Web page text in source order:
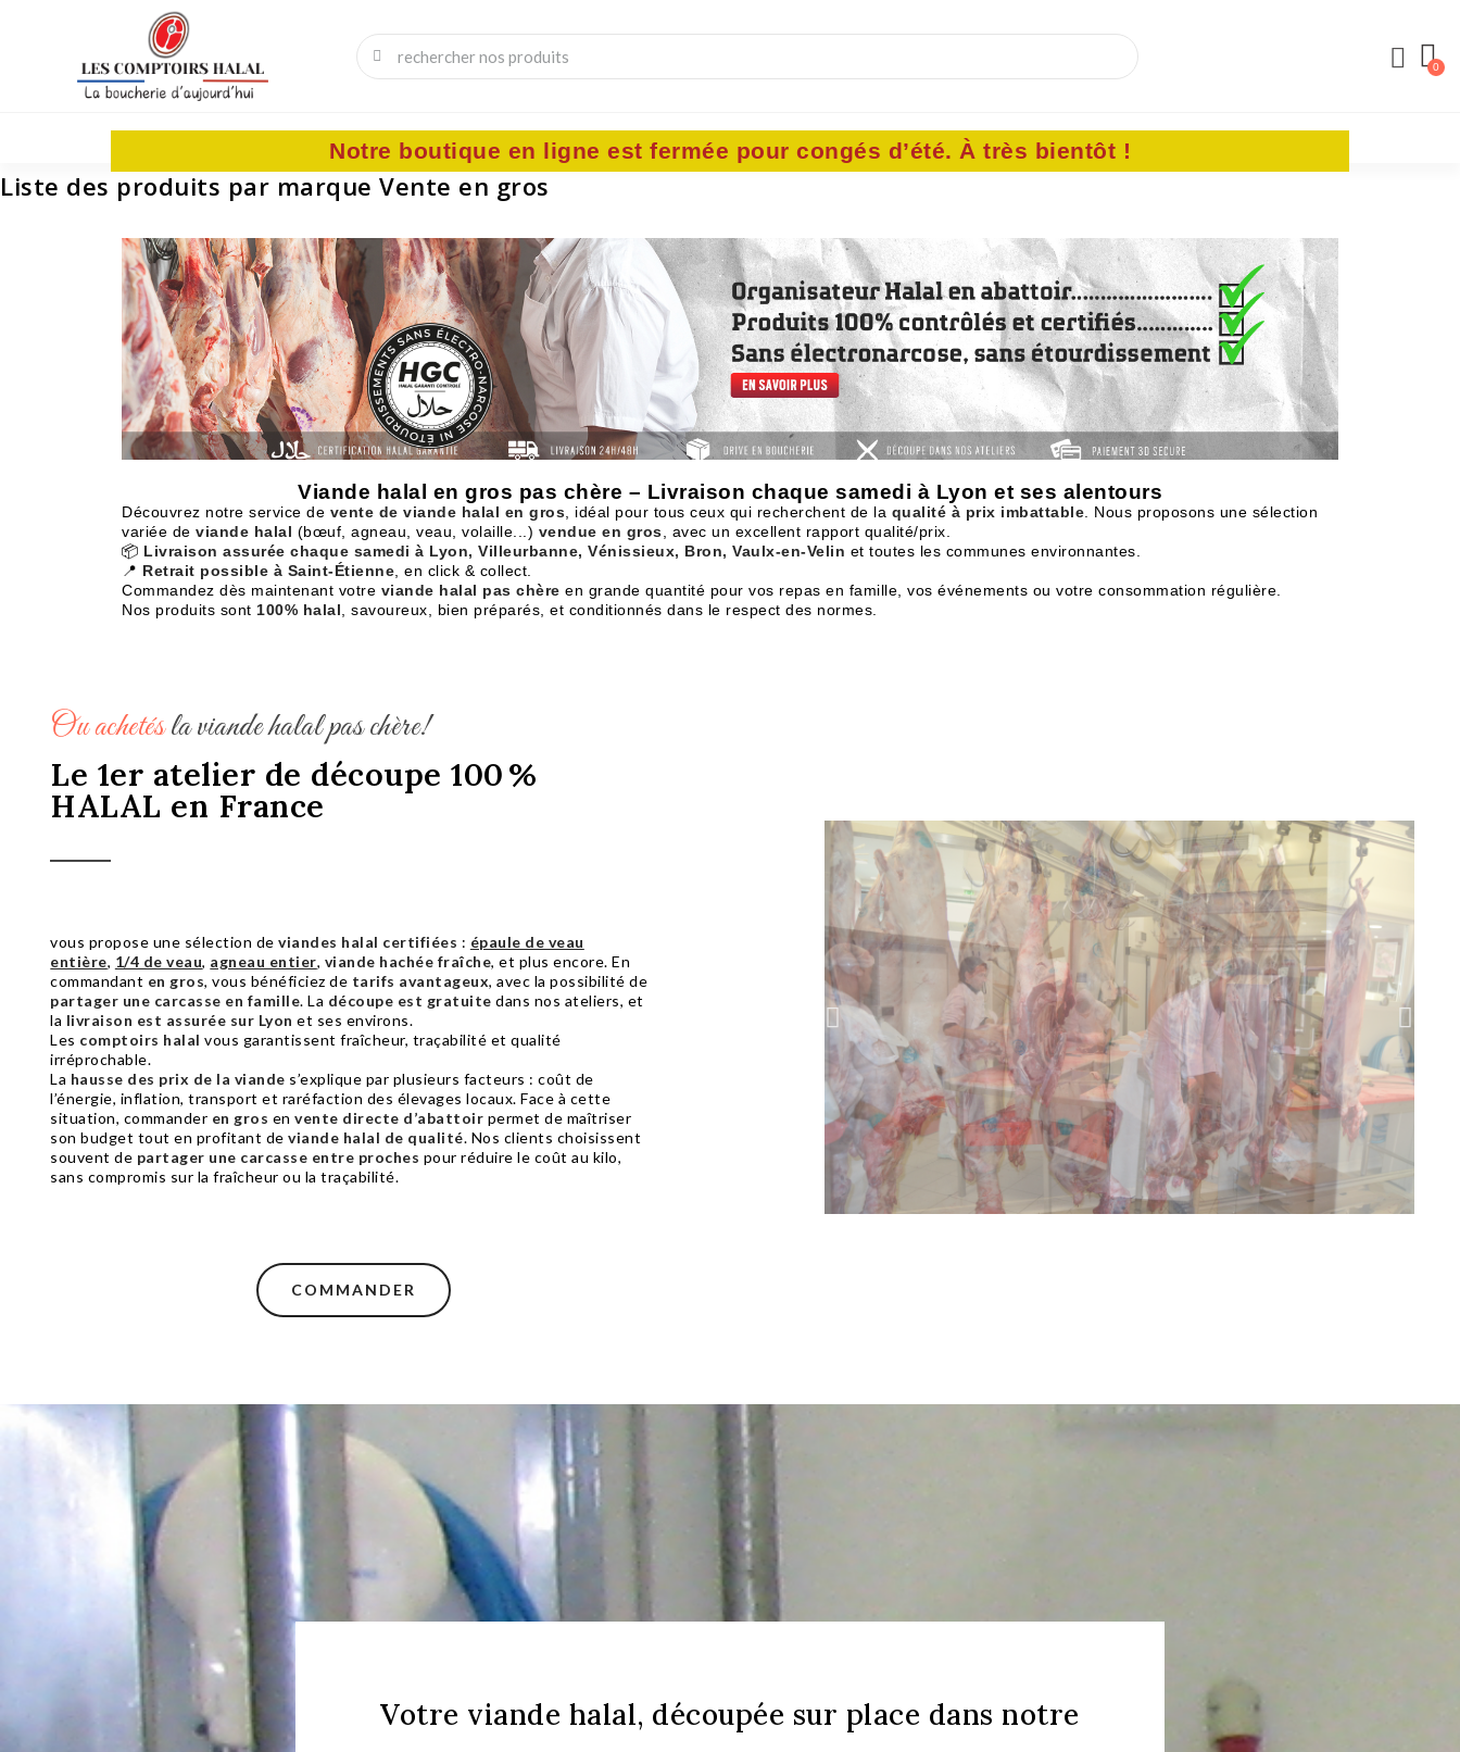
CHARCUTERIE & TRAITEUR
Notre boutique en ligne est fermée pour congés d’été. À très bientôt !
Liste des produits par marque Vente en gros
Viande halal en gros pas chère – Livraison chaque samedi à Lyon et ses alentours
Découvrez notre service de vente de viande halal en gros, idéal pour tous ceux qui recherchent de la qualité à prix imbattable. Nous proposons une sélection
variée de viande halal (bœuf, agneau, veau, volaille...) vendue en gros, avec un excellent rapport qualité/prix.
📦 Livraison assurée chaque samedi à Lyon, Villeurbanne, Vénissieux, Bron, Vaulx-en-Velin et toutes les communes environnantes.
📍 Retrait possible à Saint-Étienne, en click & collect.
Commandez dès maintenant votre viande halal pas chère en grande quantité pour vos repas en famille, vos événements ou votre consommation régulière.
Nos produits sont 100% halal, savoureux, bien préparés, et conditionnés dans le respect des normes.
Ou achetésla viande halal pas chère!
Le 1er atelier de découpe 100 %
HALAL en France
vous propose une sélection deviandes halal certifiées : épaule de veau
entière, 1/4 de veau, agneau entier, viande hachée fraîche, et plus encore. En
commandant en gros, vous bénéficiez de tarifs avantageux, avec la possibilité de
partager une carcasse en famille. La découpe est gratuite dans nos ateliers, et
la livraison est assurée sur Lyon et ses environs.
Les comptoirs halal vous garantissent fraîcheur, traçabilité et qualité
irréprochable.
La hausse des prix de la viande s’explique par plusieurs facteurs : coût de
l’énergie, inflation, transport et raréfaction des élevages locaux. Face à cette
situation, commander en gros envente directe d’abattoir permet de maîtriser
son budget tout en profitant deviande halal de qualité. Nos clients choisissent
souvent de partager une carcasse entre proches pour réduire le coût au kilo,
sans compromis sur la fraîcheur ou la traçabilité.
COMMANDER
Votre viande halal, découpée sur place dans notre